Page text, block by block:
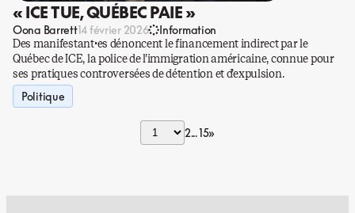
« ICE TUE, QUÉBEC PAIE »
Oona Barrett14 février 2026 Information
Des manifestant·es dénoncent le financement indirect par le
Québec de ICE, la police de l’immigration américaine, connue pour
ses pratiques controversées de détention et d’expulsion.
Politique
2 15»